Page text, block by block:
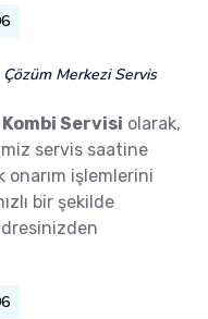
Çözüm Merkezi Servis
Servisi olarak,
servis saatine
onarım işlemlerini
bir şekilde